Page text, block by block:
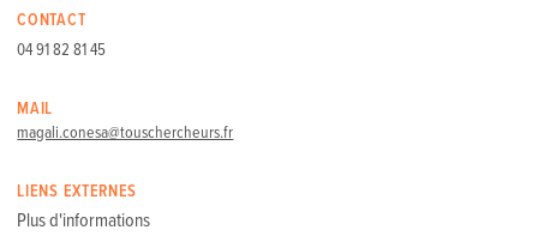
CONTACT
04 91 82 81 45
MAIL
magali.conesa@touschercheurs.fr
LIENS EXTERNES
Plus d'informations